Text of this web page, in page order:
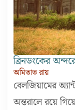
ব্রিনডংকের
অমিতাভ রায়
বেলজিয়ামের
অন্তরালে রয়ে